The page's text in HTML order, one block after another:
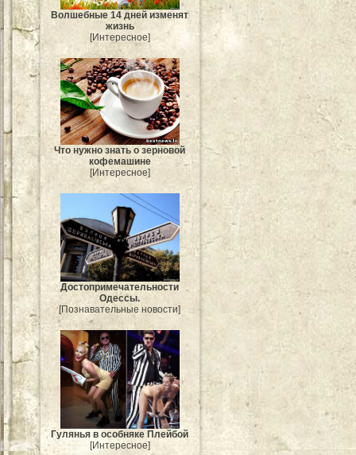
Волшебные 14 дней изменят
жизнь
[Интересное]
Что нужно знать о зерновой
кофемашине
[Интересное]
Достопримечательности
Одессы.
[Познавательные новости]
Гулянья в особняке Плейбой
[Интересное]